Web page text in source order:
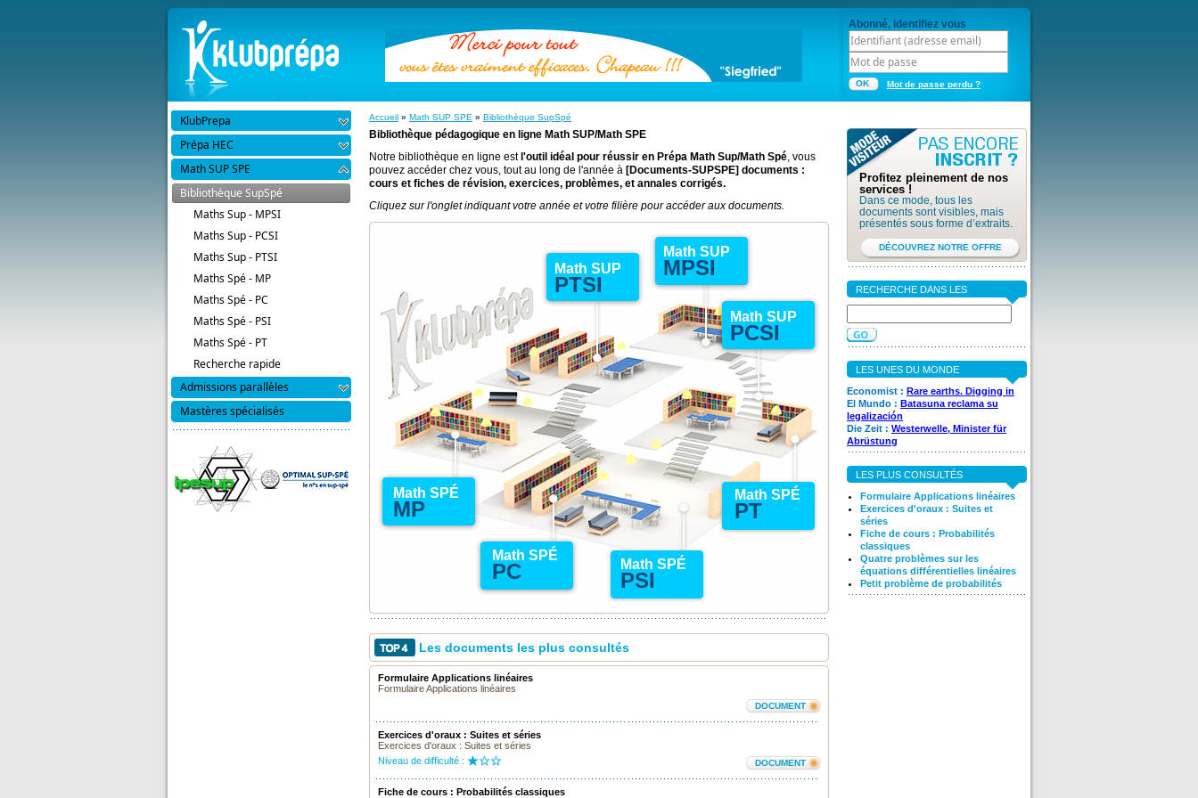
Abonné, identifiez vous
OK Mot de passe perdu ?
KlubPrepa
Prépa HEC
Math SUP SPE
Bibliothèque SupSpé
Maths Sup - MPSI
Maths Sup - PCSI
Maths Sup - PTSI
Maths Spé - MP
Maths Spé - PC
Maths Spé - PSI
Maths Spé - PT
Recherche rapide
Admissions parallèles
Mastères spécialisés
Accueil » Math SUP SPE » Bibliothèque SupSpé
Bibliothèque pédagogique en ligne Math SUP/Math SPE
Notre bibliothèque en ligne est l'outil idéal pour réussir en Prépa Math Sup/Math Spé, vous
pouvez accéder chez vous, tout au long de l'année à [Documents-SUPSPE] documents :
cours et fiches de révision, exercices, problèmes, et annales corrigés.
Cliquez sur l'onglet indiquant votre année et votre filière pour accéder aux documents.
Math SUP
PTSI
Math SUP
MPSI
Math SUP
PCSI
Math SPÉ
MP
Math SPÉ
PC Math SPÉ
PSI
Math SPÉ
PT
Les documents les plus consultés
Formulaire Applications linéaires
Formulaire Applications linéaires
DOCUMENT
Exercices d'oraux : Suites et séries
Exercices d'oraux : Suites et séries
Niveau de difficulté :
DOCUMENT
Fiche de cours : Probabilités classiques
Profitez pleinement de nos
services !
Dans ce mode, tous les
documents sont visibles, mais
présentés sous forme d’extraits.
DÉCOUVREZ NOTRE OFFRE
RECHERCHE DANS LES
DOCUMENTS
LES UNES DU MONDE
Economist : Rare earths. Digging in
El Mundo : Batasuna reclama su
legalización
Die Zeit : Westerwelle, Minister für
Abrüstung
LES PLUS CONSULTÉS
Formulaire Applications linéaires
Exercices d'oraux : Suites et
séries
Fiche de cours : Probabilités
classiques
Quatre problèmes sur les
équations différentielles linéaires
Petit problème de probabilités